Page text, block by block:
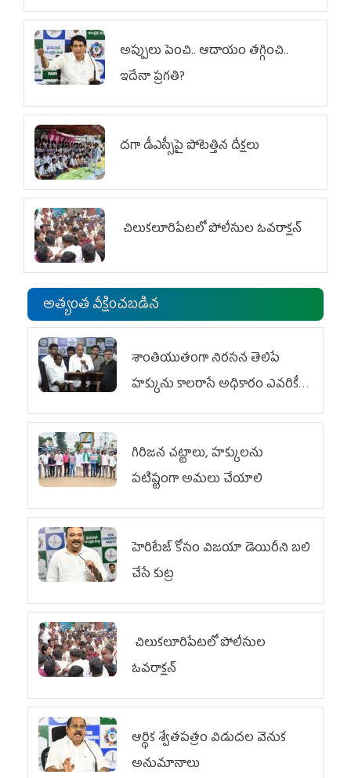
అప్పులు పెంచి.. ఆదాయం తగ్గించి..
ఇదేనా ప్రగతి?
దగా డీఎస్సీపై పోటెత్తిన దీక్షలు
చిలుక‌లూరిపేట‌లో పోలీసుల ఓవ‌రాక్ష‌న్‌
అత్యంత వీక్షించబడిన
శాంతియుతంగా నిరసన తెలిపే
హక్కును కాలరాసే అధికారం ఎవరికీ
లేదు
గిరిజన చట్టాలు, హక్కులను
పటిష్టంగా అమలు చేయాలి
హెరిటేజ్ కోసం విజయా డెయిరీని బలి
చేసే కుట్ర‌
చిలుక‌లూరిపేట‌లో పోలీసుల
ఓవ‌రాక్ష‌న్‌
ఆర్థిక శ్వేతపత్రం విడుదల వెనుక
అనుమానాలు